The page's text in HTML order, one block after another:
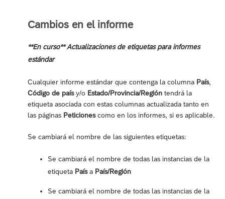
Cambios en el informe
**En curso** Actualizaciones de etiquetas para informes
estándar
Cualquier informe estándar que contenga la columna País,
Código de paísy/o Estado/Provincia/Región tendrá la
etiqueta asociada con estas columnas actualizada tanto en
las páginas Peticionescomo en los informes, si es aplicable.
Se cambiará el nombre de las siguientes etiquetas:
Se cambiará el nombre de todas las instancias de la
etiqueta Paísa País/Región
Se cambiará el nombre de todas las instancias de la